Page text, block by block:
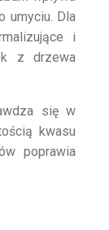
umyciu. Dla
i
z drzewa
się w
kwasu
poprawia